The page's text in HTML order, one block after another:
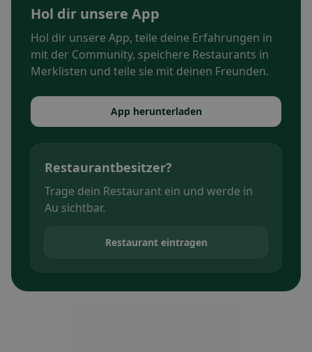
Hol dir unsere App
Hol dir unsere App, teile deine Erfahrungen in
mit der Community, speichere Restaurants in
Merklisten und teile sie mit deinen Freunden.
App herunterladen
Restaurantbesitzer?
Trage dein Restaurant ein und werde in
Au sichtbar.
Restaurant eintragen